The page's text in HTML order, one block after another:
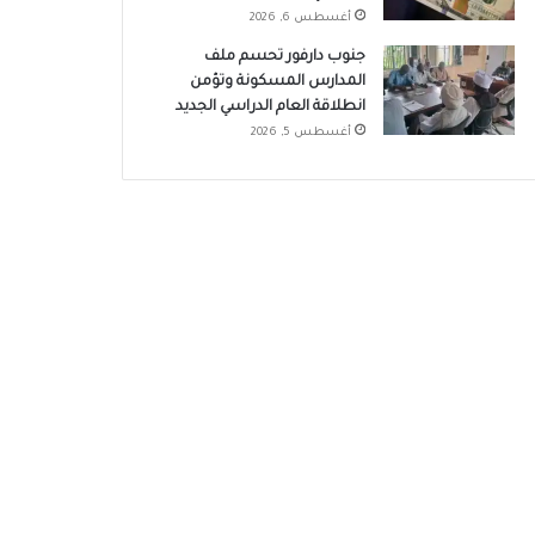
أغسطس 6, 2026
جنوب دارفور تحسم ملف
المدارس المسكونة وتؤمن
انطلاقة العام الدراسي الجديد
أغسطس 5, 2026